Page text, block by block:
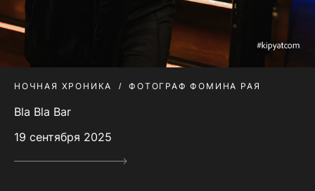
НОЧНАЯ ХРОНИКА ФОТОГРАФ ФОМИНА РАЯ
Bla Bla Bar
19 сентября 2025